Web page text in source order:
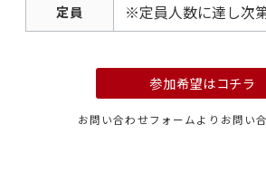
定員 ※定員人数に達し次
参加希望はコチラ
お問い合わせフォームよりお問い